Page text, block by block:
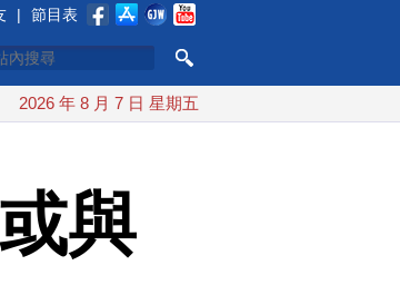
| 節目表
AIT連續發文讚「韌性台灣」
2026 年 8 月 7 日 星期五
與